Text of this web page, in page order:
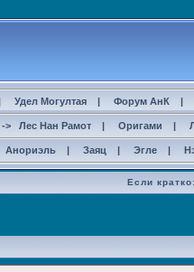
Удел Могултая | Форум АнК |
> Лес Нан Рамот | Оригами |
Анориэль | Заяц | Эгле |
Если кратко: